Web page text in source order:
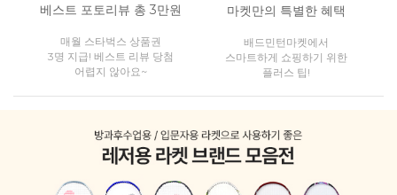
베스트 포토리뷰 총 3만원
매월 스타벅스 상품권
3명 지급! 베스트 리뷰 당첨
어렵지 않아요~
마켓만의 특별한 혜택
배드민턴마켓에서
스마트하게 쇼핑하기 위한
플러스 팁!